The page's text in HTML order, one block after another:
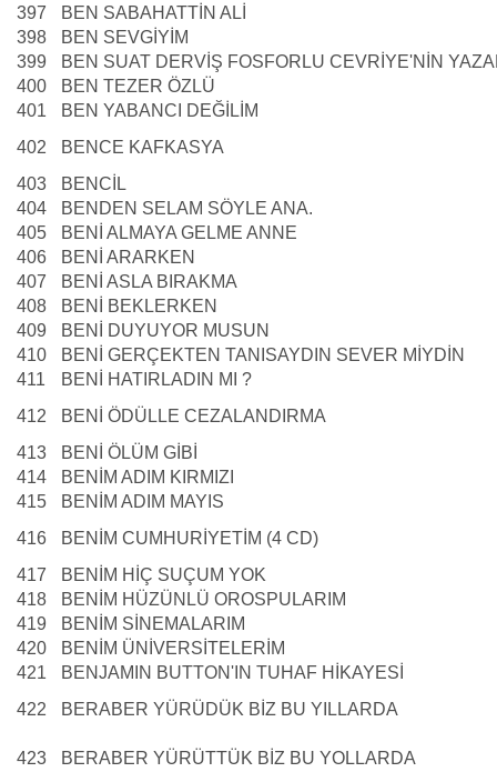
397
BEN SABAHATTİN ALİ
398
BEN SEVGİYİM
399
BEN SUAT DERVİŞ FOSFORLU CEVRİYE'NİN
400
BEN TEZER ÖZLÜ
401
BEN YABANCI DEĞİLİM
402
BENCE KAFKASYA
403
BENCİL
404
BENDEN SELAM SÖYLE ANA.
405
BENİ ALMAYA GELME ANNE
406
BENİ ARARKEN
407
BENİ ASLA BIRAKMA
408
BENİ BEKLERKEN
409
BENİ DUYUYOR MUSUN
410
BENİ GERÇEKTEN TANISAYDIN SEVER MİYDİN
411
BENİ HATIRLADIN MI ?
412
BENİ ÖDÜLLE CEZALANDIRMA
413
BENİ ÖLÜM GİBİ
414
BENİM ADIM KIRMIZI
415
BENİM ADIM MAYIS
416
BENİM CUMHURİYETİM (4 CD)
417
BENİM HİÇ SUÇUM YOK
418
BENİM HÜZÜNLÜ OROSPULARIM
419
BENİM SİNEMALARIM
420
BENİM ÜNİVERSİTELERİM
421
BENJAMIN BUTTON'IN TUHAF HİKAYESİ
422
BERABER YÜRÜDÜK BİZ BU YILLARDA
423 BERABER YÜRÜTTÜK BİZ BU YOLLARDA